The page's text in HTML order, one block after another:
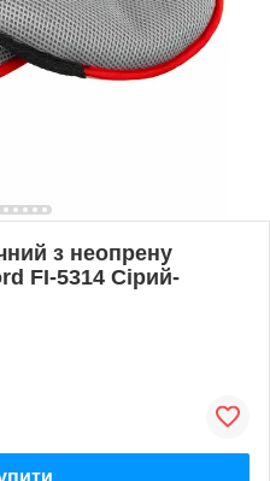
з неопрену
FI-5314 Сірий-